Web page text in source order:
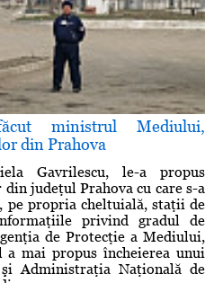
ministrul Mediului,
din Prahova
Gavrilescu, le-a propus
judeţul Prahova cu care s-a
pe propria cheltuială, staţii de
privind gradul de
de Protecţie a Mediului,
mai propus încheierea unui
Administraţia Naţională de